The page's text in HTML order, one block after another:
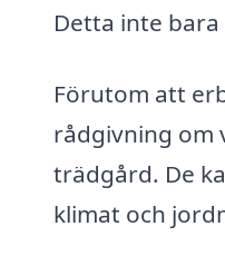
Detta inte
Förutom att
rådgivning om
trädgård. De
klimat och